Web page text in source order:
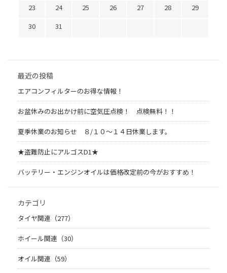
23
24 25 26 27 28
29
30
31
最近の投稿
エアコンフィルターのお得な情報！
お盆休みのお出かけ前に空気圧点検！ 点検無料！！
夏季休業のお知らせ ８/１０～１４日休業します。
★盗難防止にアルゴスD1★
バッテリー・エンジンオイルは価格改定前の今がおすすめ！
カテゴリ
タイヤ関連（277）
ホイール関連（30）
オイル関連（59）